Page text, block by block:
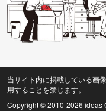
当サイト内に掲載している画
用することを禁じます。
Copyright © 2010-2026 ideas